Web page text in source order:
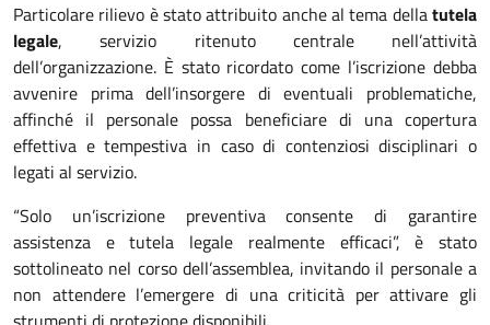
Particolare rilievo è stato attribuito anche al tema dellatutela
legale, servizio ritenuto centrale nell’attività
dell’organizzazione. È stato ricordato come l’iscrizione debba
avvenire prima dell’insorgere di eventuali problematiche,
affinché il personale possa beneficiare di una copertura
effettiva e tempestiva in caso di contenziosi disciplinari o
legati al servizio.
“Solo un’iscrizione preventiva consente di garantire
assistenza e tutela legale realmente efficaci”, è stato
sottolineato nel corso dell’assemblea, invitando il personale a
non attendere l’emergere di una criticità per attivare gli